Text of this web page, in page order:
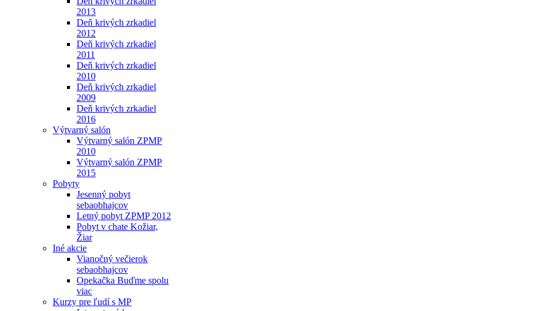
2013
Deň krivých zrkadiel
2012
Deň krivých zrkadiel
2011
Deň krivých zrkadiel
2010
Deň krivých zrkadiel
2009
Deň krivých zrkadiel
2016
Výtvarný salón
Výtvarný salón ZPMP
2010
Výtvarný salón ZPMP
2015
Pobyty
Jesenný pobyt
sebaobhajcov
Letný pobyt ZPMP 2012
Pobyt v chate Kožiar,
Žiar
Iné akcie
Vianočný večierok
sebaobhajcov
Opekačka Buďme spolu
viac
Kurzy pre ľudí s MP